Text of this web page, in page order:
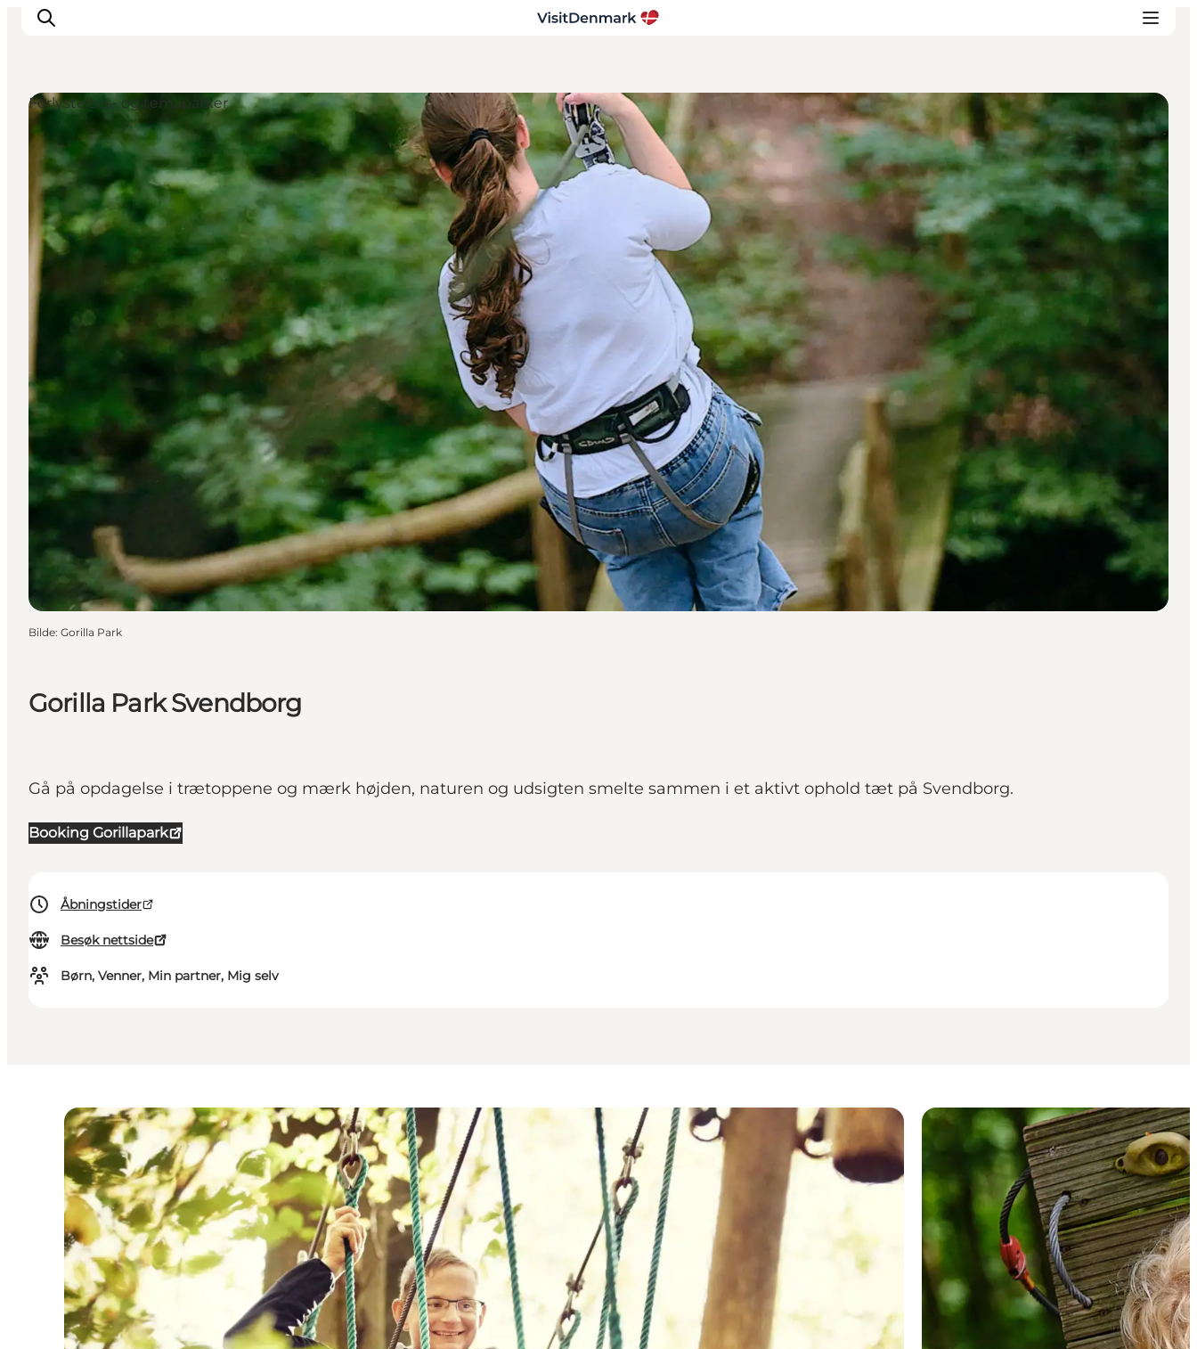
Inspirasjon
Reisemål
Aktiviteter
Overnatting
Planlegg reisen
Gorilla Park Svendborg
Gå på opdagelse i trætoppene og mærk højden, naturen og udsigten smelte sammen i et aktivt ophold tæt på Svendborg.
Booking Gorillapark
Åbningstider
Besøk nettside
Børn, Venner, Min partner, Mig selv
Forlystelses- og temaparker
Bilde: Gorilla Park